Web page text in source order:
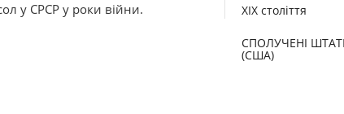
у СРСР у роки війни.
XIX століття
СПОЛУЧЕНІ
(США)